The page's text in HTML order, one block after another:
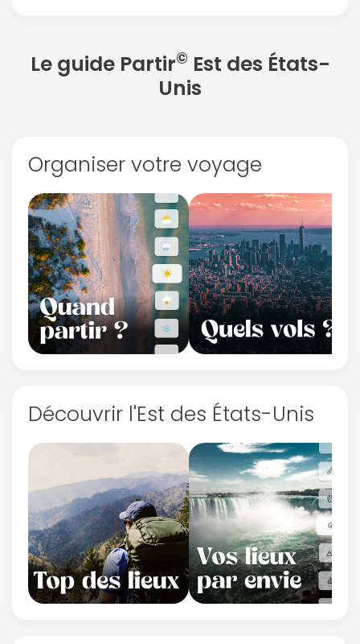
Le guide Partir© Est des États-
Unis
Organiser votre voyage
Découvrir l'Est des États-Unis